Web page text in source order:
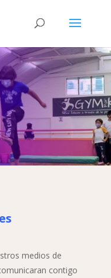
medios de
contigo